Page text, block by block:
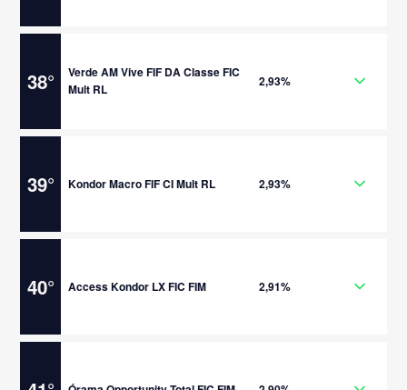
38°
Verde AM Vive FIF DA Classe FIC
Mult RL
2,93%
39° Kondor Macro FIF CI Mult RL 2,93%
40° Access Kondor LX FIC FIM 2,91%